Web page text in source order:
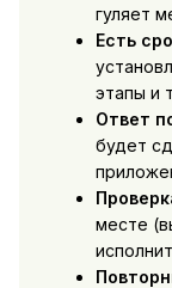
гуляет
Есть
этапы и
Ответ
будет
месте